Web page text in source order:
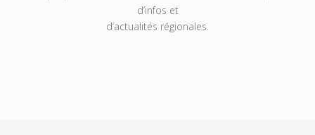
d’infos et
d’actualités régionales.